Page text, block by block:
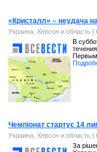
«Кристалл» – неудача
Украина, Херсон и область |
В
Первым
Чемпіонат стартує 14
Украина, Херсон и область |
За